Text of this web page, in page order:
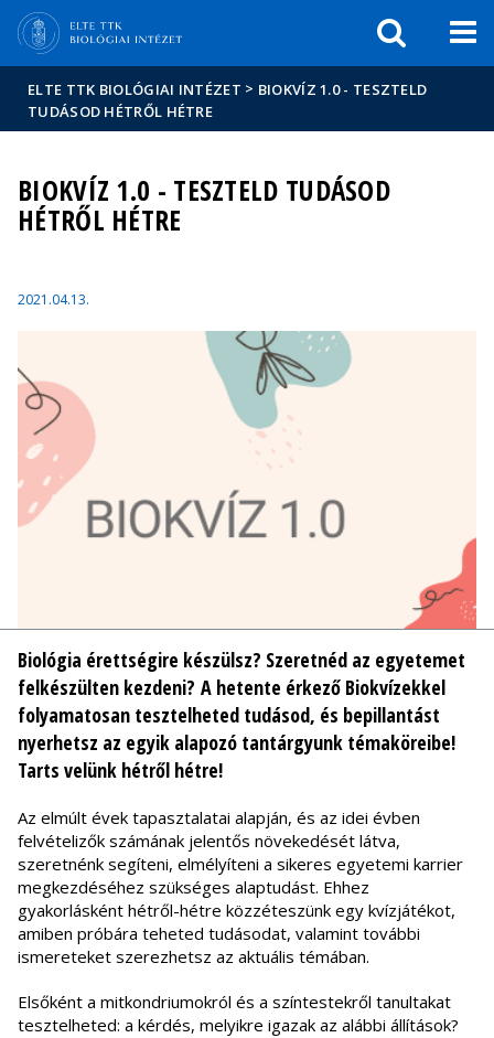
sajtóban
ELTE TTK BIOLÓGIAI INTÉZET > BIOKVÍZ 1.0 - TESZTELD
TUDÁSOD HÉTRŐL HÉTRE
BIOKVÍZ 1.0 - TESZTELD TUDÁSOD
HÉTRŐL HÉTRE
2021.04.13.
Biológia érettségire készülsz? Szeretnéd az egyetemet
felkészülten kezdeni? A hetente érkező Biokvízekkel
folyamatosan tesztelheted tudásod, és bepillantást
nyerhetsz az egyik alapozó tantárgyunk témaköreibe!
Tarts velünk hétről hétre!
Az elmúlt évek tapasztalatai alapján, és az idei évben
felvételizők számának jelentős növekedését látva,
szeretnénk segíteni, elmélyíteni a sikeres egyetemi karrier
megkezdéséhez szükséges alaptudást. Ehhez
gyakorlásként hétről-hétre közzéteszünk egy kvízjátékot,
amiben próbára teheted tudásodat, valamint további
ismereteket szerezhetsz az aktuális témában.
Elsőként a mitkondriumokról és a színtestekről tanultakat
tesztelheted: a kérdés, melyikre igazak az alábbi állítások?